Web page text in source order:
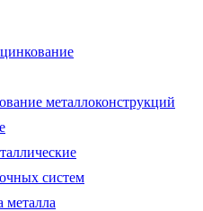
металлоконструкций
систем
металла